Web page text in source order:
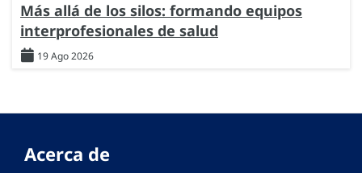
Más allá de los silos: formando equipos
interprofesionales de salud
19 Ago 2026
Acerca de